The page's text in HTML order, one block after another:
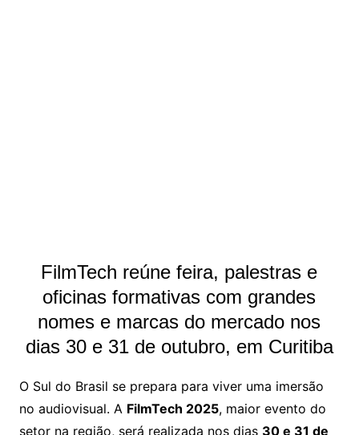
FilmTech reúne feira, palestras e
oficinas formativas com grandes
nomes e marcas do mercado nos
dias 30 e 31 de outubro, em Curitiba
O Sul do Brasil se prepara para viver uma imersão
no audiovisual. A FilmTech 2025, maior evento do
setor na região, será realizada nos dias 30 e 31 de